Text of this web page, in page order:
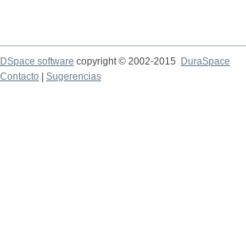
DSpace software copyright © 2002-2015
DuraSpace
Contacto
Sugerencias